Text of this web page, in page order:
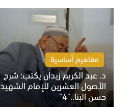
مفاهيم أساسية
د. عبد الكريم زيدان يكتب: شرح
الأصول العشرين للإمام الشهيد
حسن البنا.."4"